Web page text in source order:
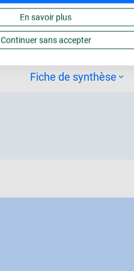
Cas pratiques
Cours vidéos
Fiche de synthèse
En savoir plus
Continuer sans accepter